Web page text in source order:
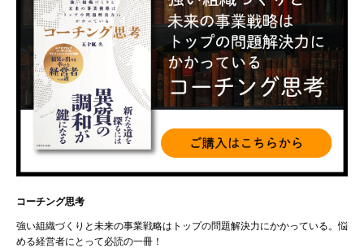
コーチング思考
強い組織づくりと未来の事業戦略はトップの問題解決力にかかっている。悩
める経営者にとって必読の一冊！